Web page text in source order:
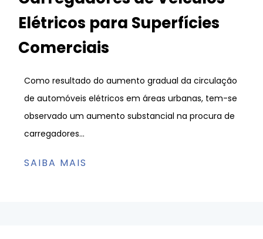
Elétricos para Superfícies
Comerciais
Como resultado do aumento gradual da circulação
de automóveis elétricos em áreas urbanas, tem-se
observado um aumento substancial na procura de
carregadores...
SAIBA MAIS